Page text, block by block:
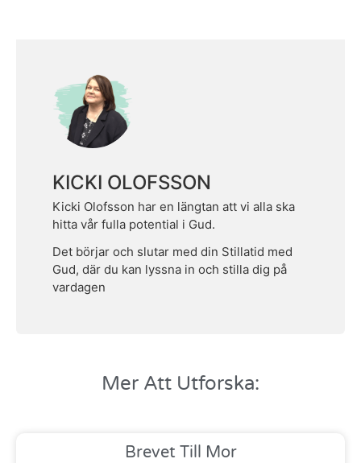
KICKI OLOFSSON
Kicki Olofsson har en längtan att vi alla ska
hitta vår fulla potential i Gud.
Det börjar och slutar med din Stillatid med
Gud, där du kan lyssna in och stilla dig på
vardagen
Mer Att Utforska:
Brevet Till Mor